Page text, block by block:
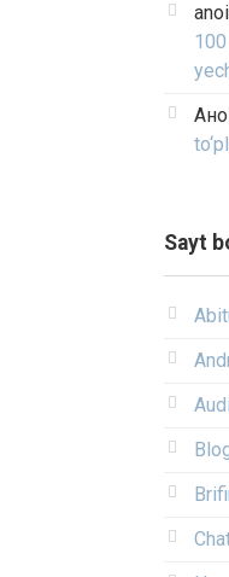
Sayt